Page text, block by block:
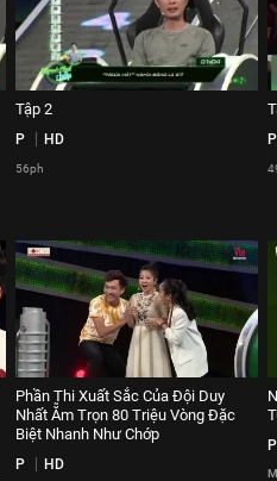
Tập 2
P HD
56ph
P
Phần Thi Xuất Sắc Của Đội Duy
Nhất Ẵm Trọn 80 Triệu Vòng Đặc
Biệt Nhanh Như Chớp
P HD
P